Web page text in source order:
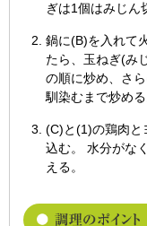
ぎは1個はみじん
鍋に(B)を入れて
たら、玉ねぎ(み
の順に炒め、さ
馴染むまで炒める
(C)と(1)の鶏肉と
込む。 水分がな
える。